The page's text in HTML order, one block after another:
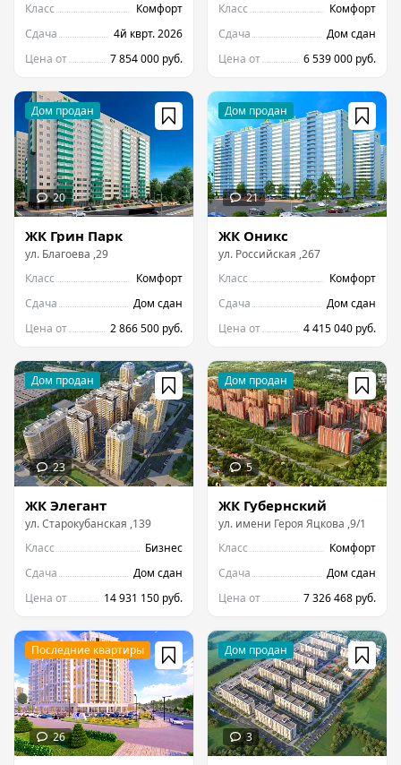
Класс
Комфорт
Сдача
4й кврт. 2026
Цена от
7 854 000 руб.
Класс
Комфорт
Сдача
Дом сдан
Цена от
6 539 000 руб.
ЖК Грин Парк
ул. Благоева ,29
Класс
Комфорт
Сдача
Дом сдан
Цена от
2 866 500 руб.
ЖК Оникс
ул. Российская ,267
Класс
Комфорт
Сдача
Дом сдан
Цена от
4 415 040 руб.
ЖК Элегант
ул.Старокубанская ,139
Класс
Бизнес
Сдача
Дом сдан
Цена от
14 931 150 руб.
ЖК Губернский
ул. имени Героя Яцкова ,9/1
Класс
Комфорт
Сдача
Дом сдан
Цена от
7 326 468 руб.